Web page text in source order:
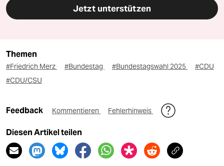
Jetzt unterstützen
Themen
#Friedrich Merz #Bundestag #Bundestagswahl 2025
#CDU
#CDU/CSU
Feedback Kommentieren Fehlerhinweis
Diesen Artikel teilen